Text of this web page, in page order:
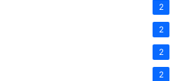
2
2
2
2